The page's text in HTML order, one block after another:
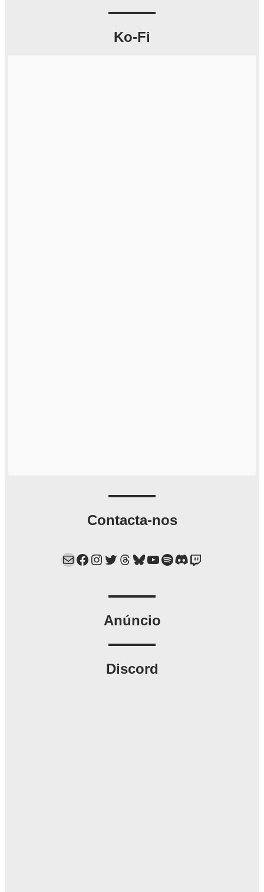
Ko-Fi
Contacta-nos
Mail Facebook Instagram Twitter Threads Bluesky YouTube Spotify Discord Twitch
Anúncio
Discord